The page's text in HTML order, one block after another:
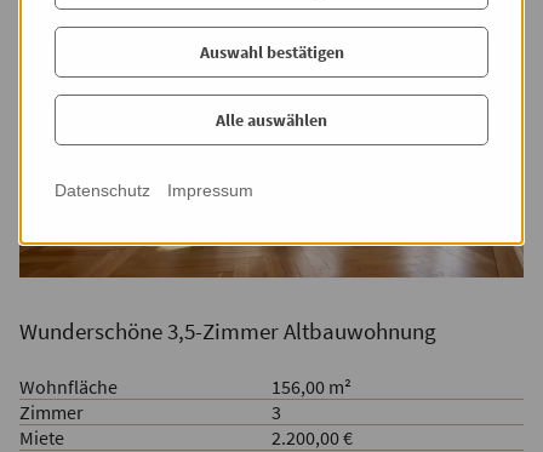
Wunderschöne 3,5-Zimmer Altbauwohnung
Wohnfläche
156,00 m²
Zimmer
3
Miete
2.200,00 €
Mietobjekt vermietet
Auswahl bestätigen
Alle auswählen
Datenschutz Impressum